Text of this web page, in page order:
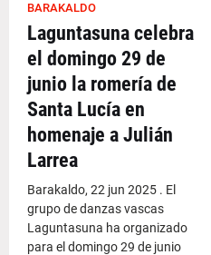
BARAKALDO
Laguntasuna celebra
el domingo 29 de
junio la romería de
Santa Lucía en
homenaje a Julián
Larrea
Barakaldo, 22 jun 2025 . El
grupo de danzas vascas
Laguntasuna ha organizado
para el domingo 29 de junio